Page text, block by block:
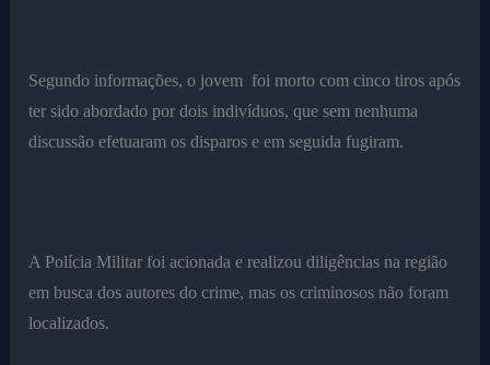
Segundo informações, o jovem foi morto com cinco tiros após
ter sido abordado por dois indivíduos, que sem nenhuma
discussão efetuaram os disparos e em seguida fugiram.
A Polícia Militar foi acionada e realizou diligências na região
em busca dos autores do crime, mas os criminosos não foram
localizados.